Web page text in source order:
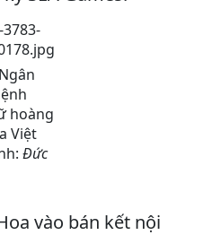
hoàng
Việt
Đức
vào bán kết nội